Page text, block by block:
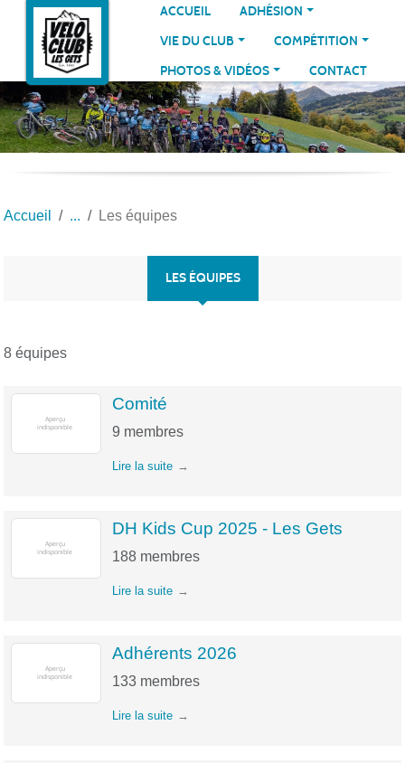
ACCUEIL
ADHÉSION
VIE DU CLUB
COMPÉTITION
PHOTOS & VIDÉOS
CONTACT
Accueil Les équipes
LES ÉQUIPES
8 équipes
Comité
9 membres
Lire la suite
DH Kids Cup 2025 - Les Gets
188 membres
Lire la suite
Adhérents 2026
133 membres
Lire la suite
Panneau de gestion des cookies